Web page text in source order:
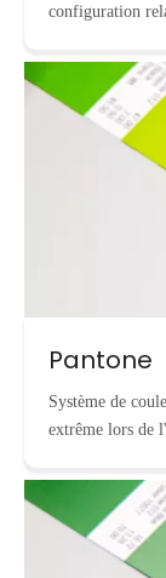
configuration
Pantone
Système de
extrême lors de